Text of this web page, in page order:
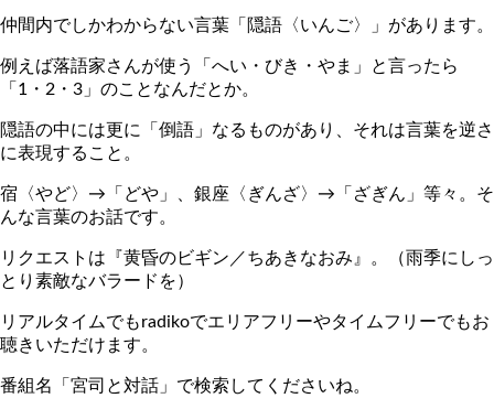
仲間内でしかわからない言葉「隠語〈いんご〉」があります。
例えば落語家さんが使う「へい・びき・やま」と言ったら
「1・2・3」のことなんだとか。
隠語の中には更に「倒語」なるものがあり、それは言葉を逆さ
に表現すること。
宿〈やど〉→「どや」、銀座〈ぎんざ〉→「ざぎん」等々。そ
んな言葉のお話です。
リクエストは『黄昏のビギン／ちあきなおみ』。（雨季にしっ
とり素敵なバラードを）
リアルタイムでもradikoでエリアフリーやタイムフリーでもお
聴きいただけます。
番組名「宮司と対話」で検索してくださいね。